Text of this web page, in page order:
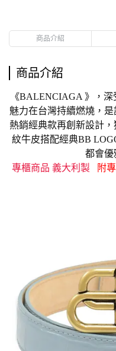
商品介紹
商品介紹
《BALENCIAGA 》，
魅力在台灣持續燃燒，
熱銷經典款再創新設計
紋牛皮搭配經典BB
都會優
專櫃商品 義大利製
附